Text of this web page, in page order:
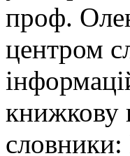
проф.
центром
книжкову
словники: